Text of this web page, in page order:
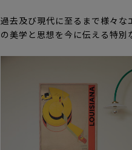
過去及び現代に至るまで様々な
の美学と思想を今に伝える特別